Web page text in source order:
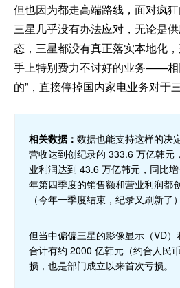
但也因为都走高端路线，面对疯
三星几乎没有办法应对，无论是
态，三星都没有真正落实本地化
手上特别费力不讨好的业务——相
的”，直接停掉国内家电业务对于
相关数据： 数据也能支持这样的决
营收达到创纪录的 333.6 万亿韩元
业利润达到 43.6 万亿韩元，同比
年第四季度的销售额和营业利润都
（今年一季度结束，纪录又刷新了
但当中偏偏三星的影像显示（VD
合计有约 2000 亿韩元（约合人民
损，也是部门成立以来首次亏损。